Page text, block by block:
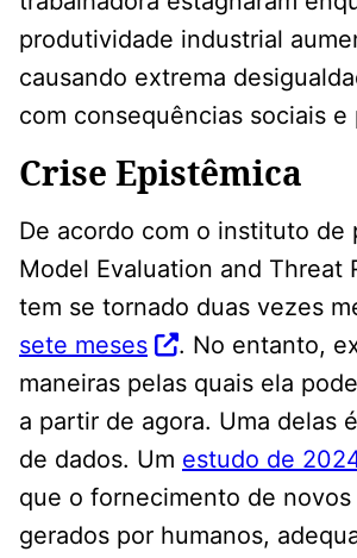
produtividade industrial
causando extrema
com consequências sociais e
Crise Epistêmica
De acordo com o instituto de
Model Evaluation and Threat
tem se tornado duas vezes
sete meses
. No entanto,
maneiras pelas quais ela
a partir de agora. Uma delas
de dados. Um estudo de
que o fornecimento de
gerados por humanos,